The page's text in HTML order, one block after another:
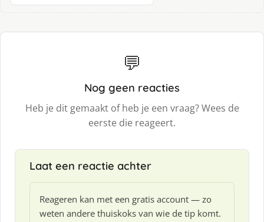
💬
Nog geen reacties
Heb je dit gemaakt of heb je een vraag? Wees de
eerste die reageert.
Laat een reactie achter
Reageren kan met een gratis account — zo
weten andere thuiskoks van wie de tip komt.